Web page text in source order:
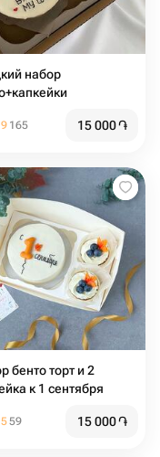
165 15 000֏
бенто торт и 2
к 1 сентября
59 15 000֏